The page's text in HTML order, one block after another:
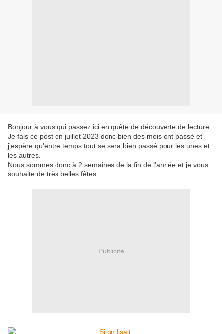
Bonjour à vous qui passez ici en quête de découverte de lecture.
Je fais ce post en juillet 2023 donc bien des mois ont passé et
j'espère qu'entre temps tout se sera bien passé pour les unes et
les autres.
Nous sommes donc à 2 semaines de la fin de l'année et je vous
souhaite de très belles fêtes.
Publicité